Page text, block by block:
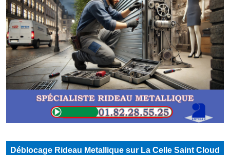
Déblocage Rideau Metallique sur La Celle Saint Cloud